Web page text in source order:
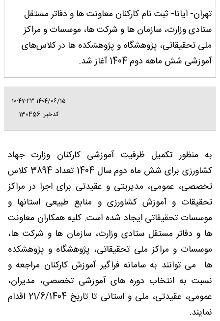
تهران- ایانا- ثبت نام کارکنان معاونت ها و دفاتر مستقل
ستادی وزارت، سازمان ها و شرکت ها، موسسات و مراکز
ملی تحقیقاتی، پژوهشگاه و پژوهشکده ها در کلاس‌های
آموزشی شش ماهه دوم 1404 آغاز شد.
۱۴۰۴/۰۶/۱۵ ۱۰:۴۷:۲۳
کدخبر: 130456
به منظور تکمیل ظرفیت آموزشی کارکنان وزارت جهاد
کشاورزی برای شش ماه دوم سال 1404 تعداد 3894 کلاس
تخصصی، عمومی، مدیریتی و عقیدتی برای اجرا در مراکز
تحقیقات و آموزش کشاورزی و منابع طبیعی استانها و
موسسات تحقیقاتی ایجاد شده است. کلیه همکاران معاونت
ها و دفاتر مستقل ستادی وزارت، سازمان ها و شرکت ها،
موسسات و مراکز ملی تحقیقاتی، پژوهشگاه و پژوهشکده
ها می توانند به سامانه فراگیر آموزش کارکنان مراجعه و
نسبت به انتخاب دوره های آموزشی تخصصی، مدیران،
عمومی، عقیدتی، ملی و استانی تا تاریخ 21/6/1404 اقدام
نمایند.